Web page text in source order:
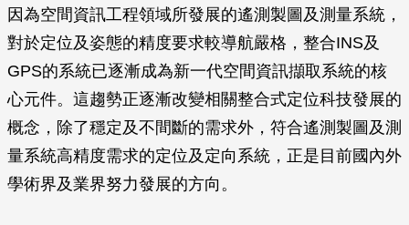
因為空間資訊工程領域所發展的遙測製圖及測量系統，
對於定位及姿態的精度要求較導航嚴格，整合INS及
GPS的系統已逐漸成為新一代空間資訊擷取系統的核
心元件。這趨勢正逐漸改變相關整合式定位科技發展的
概念，除了穩定及不間斷的需求外，符合遙測製圖及測
量系統高精度需求的定位及定向系統，正是目前國內外
學術界及業界努力發展的方向。